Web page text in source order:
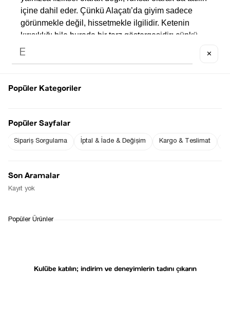
içine dahil eder. Çünkü Alaçatı’da giyim sadece
görünmekle değil, hissetmekle ilgilidir. Ketenin
kırışıklığı bile burada bir tarz göstergesidir; çünkü
doğallığın, işlem görmemişliğin ve abartıdan uzak
sıcak havasına uygun, zarif ve özgün tasarımlarıyla
Şıklığınızı rahatlıkla buluşturabileceğiniz
Etiketler:
Mayıs 26, 2025
Kulübe katılın; indirim ve deneyimlerin tadını çıkarın
✕
Popüler Kategoriler
Popüler Sayfalar
Sipariş Sorgulama İptal & İade & Değişim Kargo & Teslimat
Son Aramalar
Kayıt yok
Popüler Ürünler